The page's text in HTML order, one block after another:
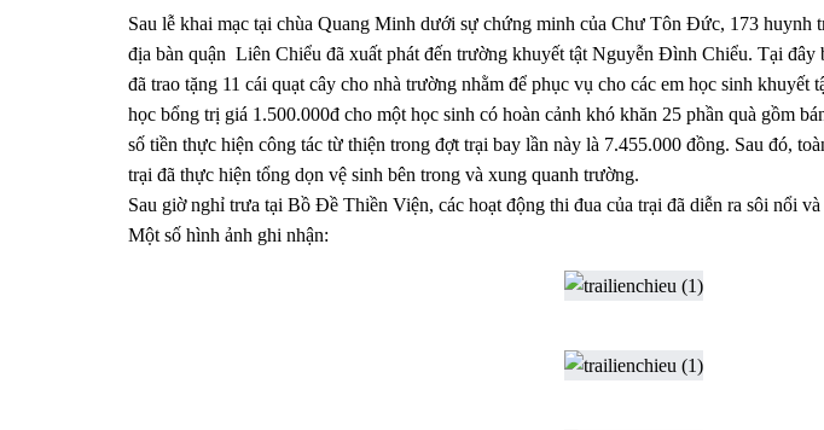
Sau lễ khai mạc tại chùa Quang Minh dưới sự chứng minh của Chư Tôn Đức, 173 huynh
địa bàn quận Liên Chiểu đã xuất phát đến trường khuyết tật Nguyễn Đình Chiểu. Tại đây
đã trao tặng 11 cái quạt cây cho nhà trường nhằm để phục vụ cho các em học sinh khuyết
học bổng trị giá 1.500.000đ cho một học sinh có hoàn cảnh khó khăn 25 phần quà gồm
số tiền thực hiện công tác từ thiện trong đợt trại bay lần này là 7.455.000 đồng. Sau đó,
trại đã thực hiện tổng dọn vệ sinh bên trong và xung quanh trường.
Sau giờ nghỉ trưa tại Bồ Đề Thiền Viện, các hoạt động thi đua của trại đã diễn ra sôi nổi
Một số hình ảnh ghi nhận: